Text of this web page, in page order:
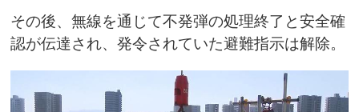
その後、無線を通じて不発弾の処理終了と安全確
認が伝達され、発令されていた避難指示は解除。